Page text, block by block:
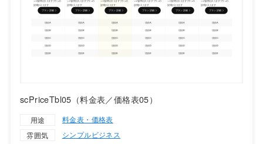
scPriceTbl05（料金表／価格表05）
用途
料金表・価格表
雰囲気
シンプルビジネス